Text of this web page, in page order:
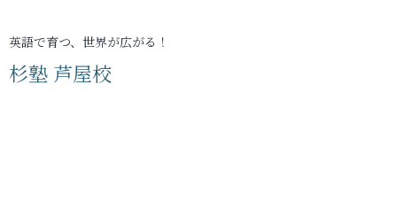
英語で育つ、世界が広がる！
杉塾 芦屋校